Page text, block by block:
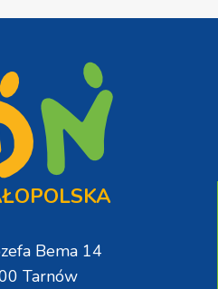
Bema 14
Tarnów